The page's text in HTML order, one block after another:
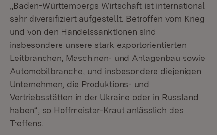
„Baden-Württembergs Wirtschaft ist international
sehr diversifiziert aufgestellt. Betroffen vom Krieg
und von den Handelssanktionen sind
insbesondere unsere stark exportorientierten
Leitbranchen, Maschinen- und Anlagenbau sowie
Automobilbranche, und insbesondere diejenigen
Unternehmen, die Produktions- und
Vertriebsstätten in der Ukraine oder in Russland
haben“, so Hoffmeister-Kraut anlässlich des
Treffens.